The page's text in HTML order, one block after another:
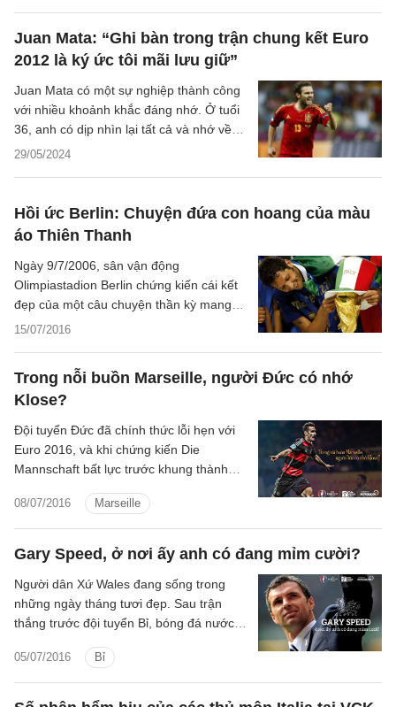
Juan Mata: “Ghi bàn trong trận chung kết Euro
2012 là ký ức tôi mãi lưu giữ”
29/05/2024
Juan Mata có một sự nghiệp thành công
với nhiều khoảnh khắc đáng nhớ. Ở tuổi
36, anh có dịp nhìn lại tất cả và nhớ về
một quãng đời đáng nhớ của mình.
Hồi ức Berlin: Chuyện đứa con hoang của màu
áo Thiên Thanh
15/07/2016
Ngày 9/7/2006, sân vận động
Olimpiastadion Berlin chứng kiến cái kết
đẹp của một câu chuyện thần kỳ mang
tên Italia. Bất chấp bóng ma về vụ bê bối
nâng cao cúp vàng danh giá. Trong câu
chuyện ấy, người ta nhắc tới thủ lĩnh
Fabio Cannavaro khi anh đạt tới đỉnh cao
sự nghiệp, nhắc tới nhạc trưởng Pirlo,
người đã chơi cực hay và trở thành
nguồn cảm hứng cho cả đội. Nhắc tới cả
đôi bàn tay vững chắc của Gianluigi
Trong nỗi buồn Marseille, người Đức có nhớ
Klose?
08/07/2016 Marseille
Đội tuyển Đức đã chính thức lỗi hẹn với
Euro 2016, và khi chứng kiến Die
Mannschaft bất lực trước khung thành
hình bóng của Miroslav Klose.
Gary Speed, ở nơi ấy anh có đang mỉm cười?
05/07/2016 Bỉ
Người dân Xứ Wales đang sống trong
những ngày tháng tươi đẹp. Sau trận
thắng trước đội tuyển Bỉ, bóng đá nước
Các màn ăn mừng, lễ hội tưng bừng ở
muôn nơi. Và trong không khí sôi động
ấy, cổ động viên Xứ Wales vẫn dành ra